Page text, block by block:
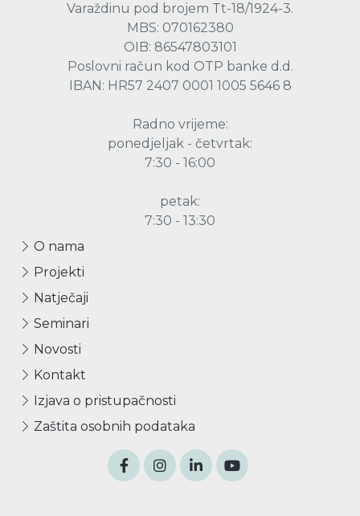
Varaždinu pod brojem Tt-18/1924-3.
MBS: 070162380
OIB: 86547803101
Poslovni račun kod OTP banke d.d.
IBAN: HR57 2407 0001 1005 5646 8
Radno vrijeme:
ponedjeljak - četvrtak:
7:30 - 16:00
petak:
7:30 - 13:30
O nama
Projekti
Natječaji
Seminari
Novosti
Kontakt
Izjava o pristupačnosti
Zaštita osobnih podataka